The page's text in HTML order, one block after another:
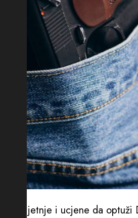
prijetnje i ucjene da optuži